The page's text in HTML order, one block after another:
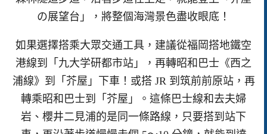
の展望台」，將整個海灣景色盡收眼底！
如果選擇搭乘大眾交通工具，建議從福岡搭地鐵空
港線到「九大学研都市站」，再轉昭和巴士《西之
浦線》到「芥屋」下車！或搭 JR 到筑前前原站，再
轉乘昭和巴士到「芥屋」。這條巴士線和去夫婦
岩、櫻井二見浦的是同一條路線，只要搭到站下